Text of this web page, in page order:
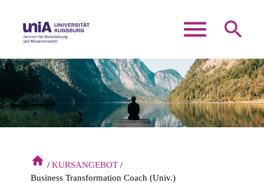
menu search
Suchbegriffe SUCHEN
home
KURSANGEBOT
Business Transformation Coach (Univ.)